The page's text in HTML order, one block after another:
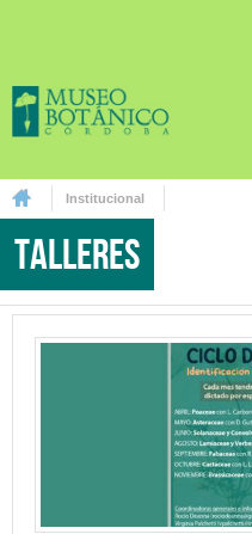
You are here
Institucional
Talleres